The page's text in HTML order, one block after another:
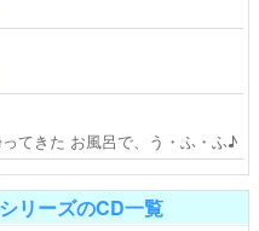
てきた お風呂で、う・ふ・ふ♪
リーズのCD一覧